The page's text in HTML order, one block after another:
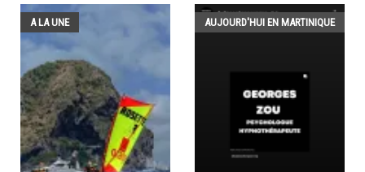
A LA UNE AUJOURD'HUI EN MARTINIQUE